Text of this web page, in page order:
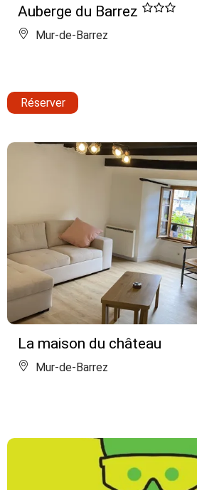
Auberge du Barrez
Mur-de-Barrez
Réserver
La maison du château
Mur-de-Barrez